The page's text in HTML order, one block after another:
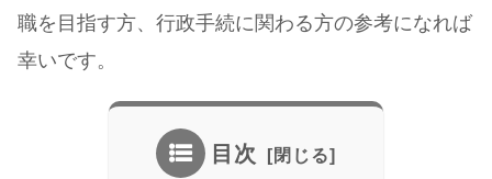
職を目指す方、行政手続に関わる方の参考になれば
幸いです。
目次